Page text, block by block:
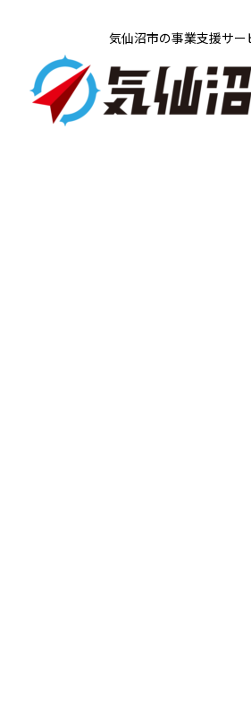
気仙沼市の事業支援サー